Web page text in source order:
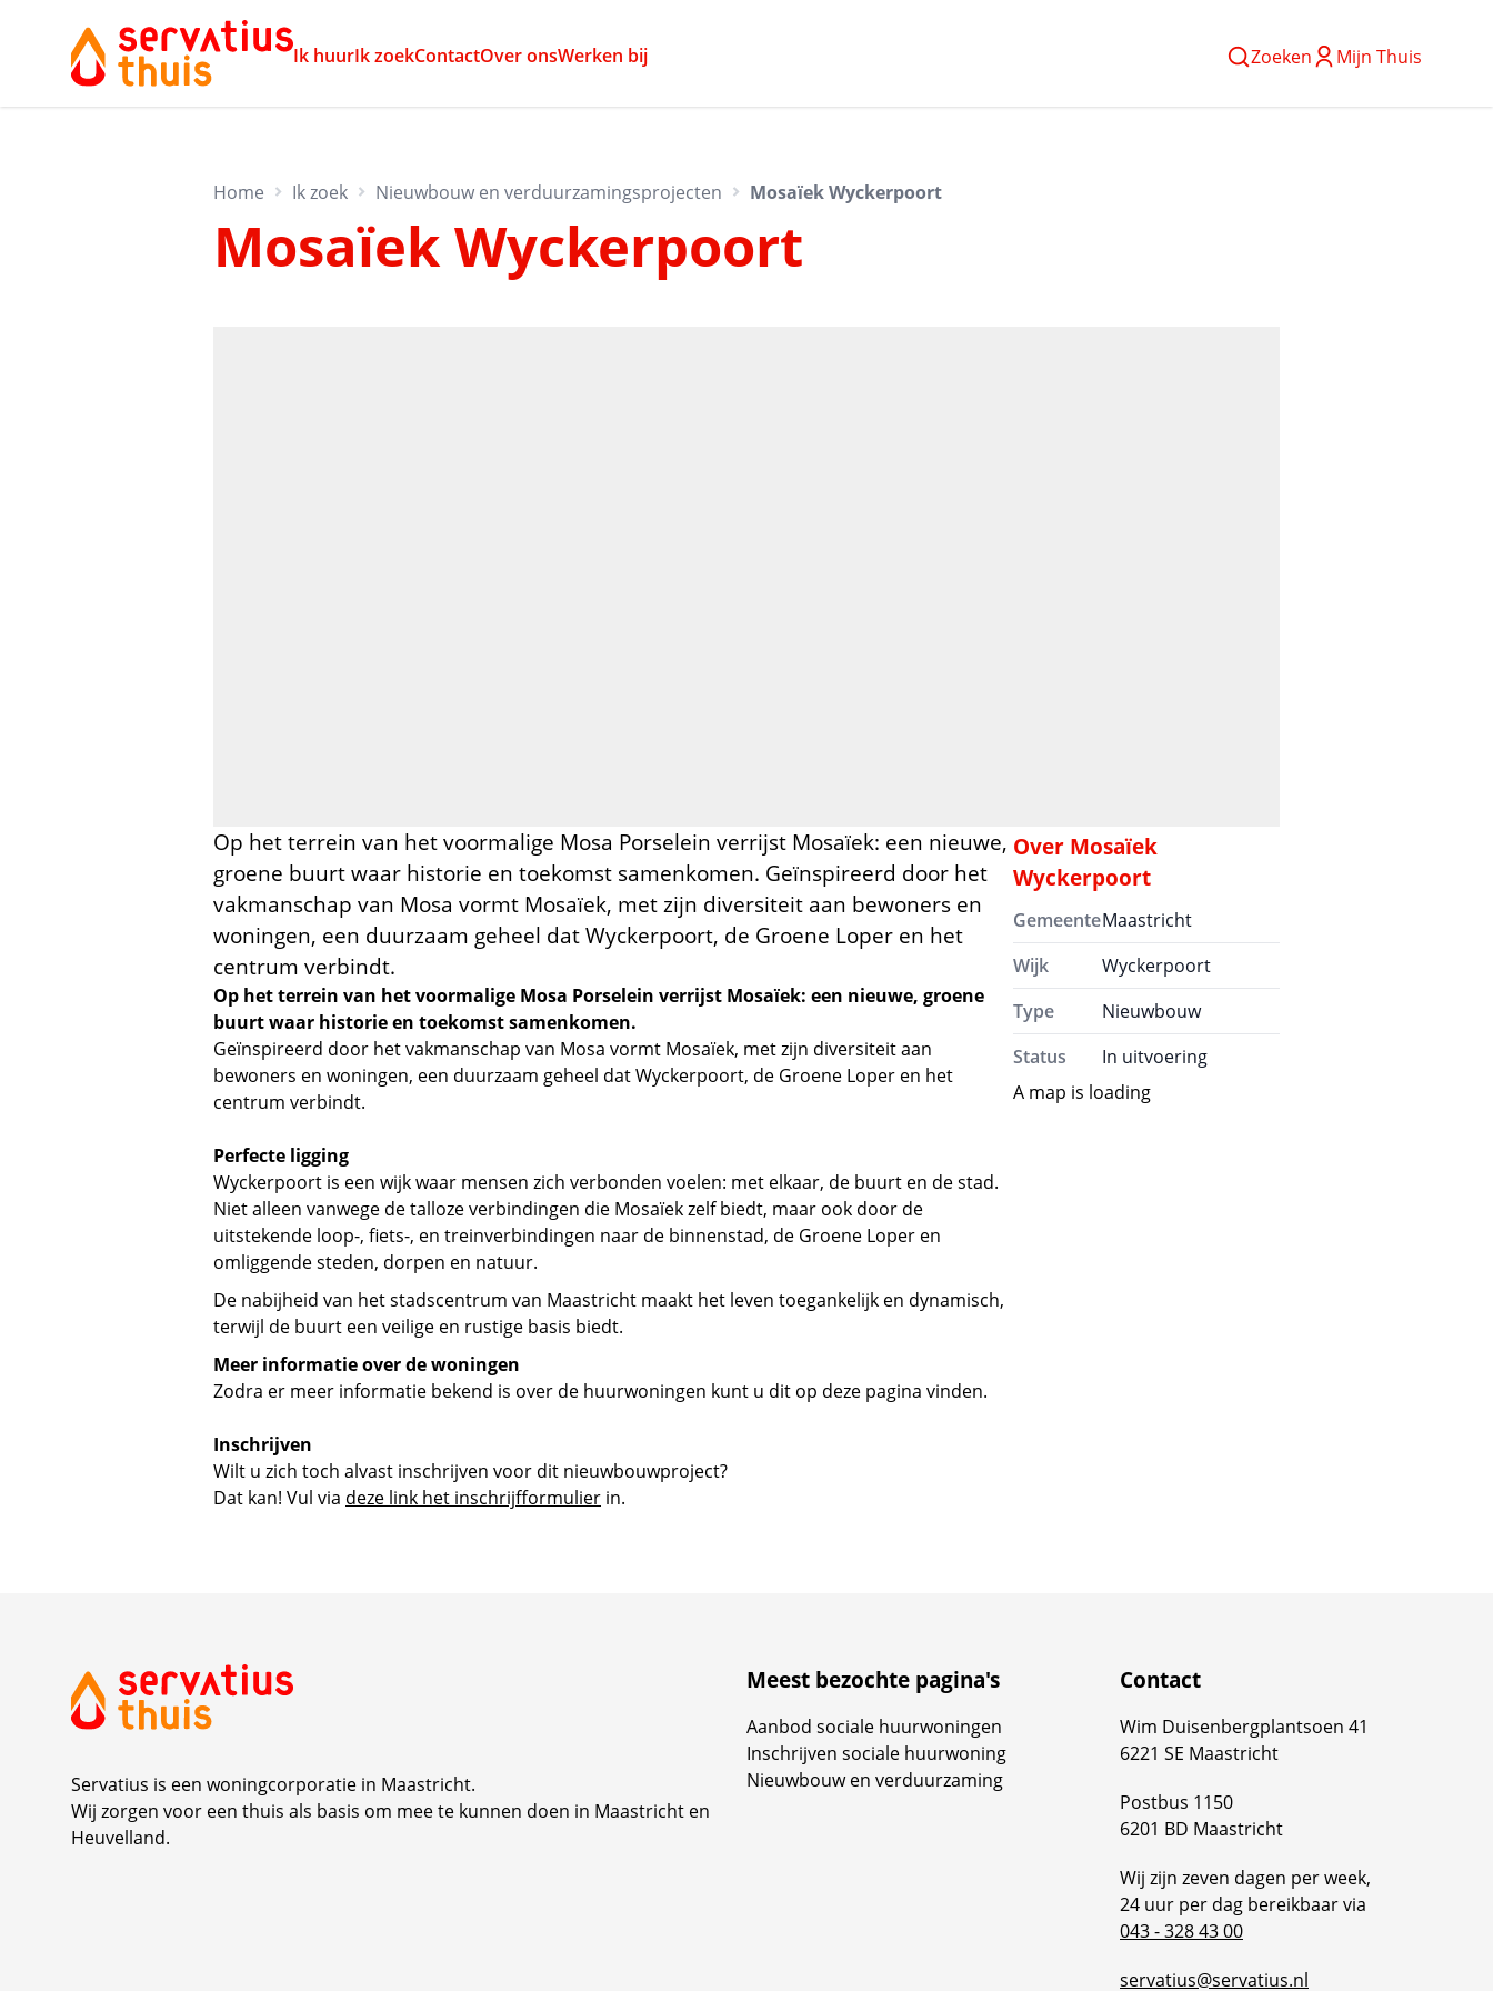
Ik huurIk zoekContactOver onsWerken bij Zoeken Mijn Thuis
Home Ik zoek Nieuwbouw en verduurzamingsprojecten Mosaïek Wyckerpoort
Mosaïek Wyckerpoort
Op het terrein van het voormalige Mosa Porselein verrijst Mosaïek: een nieuwe,
groene buurt waar historie en toekomst samenkomen. Geïnspireerd door het
vakmanschap van Mosa vormt Mosaïek, met zijn diversiteit aan bewoners en
woningen, een duurzaam geheel dat Wyckerpoort, de Groene Loper en het
centrum verbindt.
Op het terrein van het voormalige Mosa Porselein verrijst Mosaïek: een nieuwe, groene
buurt waar historie en toekomst samenkomen.
Geïnspireerd door het vakmanschap van Mosa vormt Mosaïek, met zijn diversiteit aan
bewoners en woningen, een duurzaam geheel dat Wyckerpoort, de Groene Loper en het
centrum verbindt.
Perfecte ligging
Wyckerpoort is een wijk waar mensen zich verbonden voelen: met elkaar, de buurt en de stad.
Niet alleen vanwege de talloze verbindingen die Mosaïek zelf biedt, maar ook door de
uitstekende loop-, fiets-, en treinverbindingen naar de binnenstad, de Groene Loper en
omliggende steden, dorpen en natuur.
De nabijheid van het stadscentrum van Maastricht maakt het leven toegankelijk en dynamisch,
terwijl de buurt een veilige en rustige basis biedt.
Meer informatie over de woningen
Zodra er meer informatie bekend is over de huurwoningen kunt u dit op deze pagina vinden.
Inschrijven
Wilt u zich toch alvast inschrijven voor dit nieuwbouwproject?
Dat kan! Vul via deze link het inschrijfformulier in.
Over Mosaïek
Wyckerpoort
GemeenteMaastricht
Wijk
Wyckerpoort
Type
Nieuwbouw
Status
In uitvoering
A map is loading
Servatius is een woningcorporatie in Maastricht.
Wij zorgen voor een thuis als basis om mee te kunnen doen in Maastricht en
Heuvelland.
Meest bezochte pagina's
Aanbod sociale huurwoningen
Inschrijven sociale huurwoning
Nieuwbouw en verduurzaming
Contact
Wim Duisenbergplantsoen 41
6221 SE Maastricht
Postbus 1150
6201 BD Maastricht
Wij zijn zeven dagen per week,
24 uur per dag bereikbaar via
043 - 328 43 00
servatius@servatius.nl